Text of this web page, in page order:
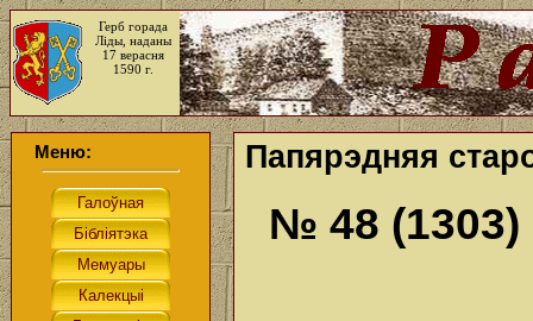
Герб горада
Ліды, наданы
17 верасня
1590 г.
Меню: Папярэдняя
№ 48 (1303)